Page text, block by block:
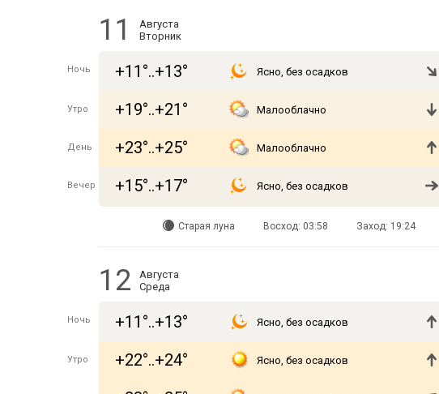
11
Августа
Вторник
Ночь +11°..+13° Ясно, без осадков
Утро +19°..+21° Малооблачно
День +23°..+25° Малооблачно
Вечер +15°..+17° Ясно, без осадков
Старая луна Восход: 03:58 Заход: 19:24
12
Августа
Среда
Ночь +11°..+13° Ясно, без осадков
Утро +22°..+24° Ясно, без осадков